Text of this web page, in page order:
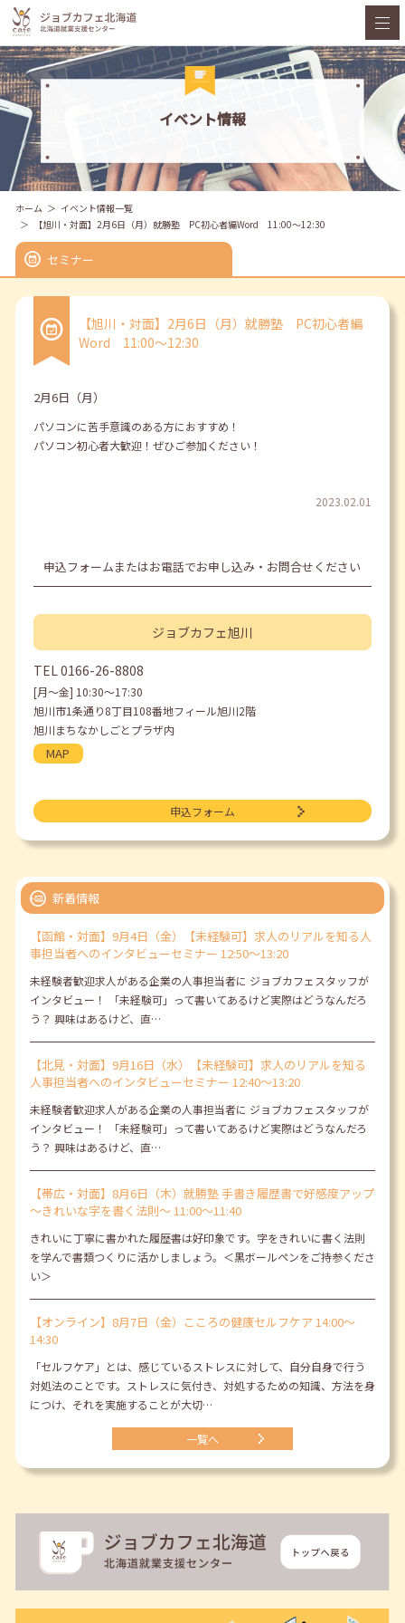
イベント情報
ホーム
イベント情報一覧
【旭川・対面】2月6日（月）就勝塾 PC初心者編Word 11:00～12:30
セミナー
【旭川・対面】2月6日（月）就勝塾 PC初心者編
Word 11:00～12:30
2月6日（月）
パソコンに苦手意識のある方におすすめ！
パソコン初心者大歓迎！ぜひご参加ください！
2023.02.01
申込フォームまたはお電話でお申し込み・お問合せください
ジョブカフェ旭川
TEL0166-26-8808
[月〜金] 10:30〜17:30
旭川市1条通り8丁目108番地フィール旭川2階
旭川まちなかしごとプラザ内
MAP
申込フォーム
新着情報
【函館・対面】9月4日（金）【未経験可】求人のリアルを知る人
事担当者へのインタビューセミナー 12:50～13:20
未経験者歓迎求人がある企業の人事担当者に ジョブカフェスタッフが
インタビュー！ 「未経験可」って書いてあるけど実際はどうなんだろ
う？ 興味はあるけど、直…
【北見・対面】9月16日（水）【未経験可】求人のリアルを知る
人事担当者へのインタビューセミナー 12:40～13:20
未経験者歓迎求人がある企業の人事担当者に ジョブカフェスタッフが
インタビュー！ 「未経験可」って書いてあるけど実際はどうなんだろ
う？ 興味はあるけど、直…
【帯広・対面】8月6日（木）就勝塾 手書き履歴書で好感度アップ
～きれいな字を書く法則～ 11:00～11:40
きれいに丁寧に書かれた履歴書は好印象です。字をきれいに書く法則
を学んで書類つくりに活かしましょう。＜黒ボールペンをご持参くださ
い＞
【オンライン】8月7日（金）こころの健康セルフケア 14:00～
14:30
「セルフケア」とは、感じているストレスに対して、自分自身で行う
対処法のことです。ストレスに気付き、対処するための知識、方法を身
につけ、それを実施することが大切…
一覧へ